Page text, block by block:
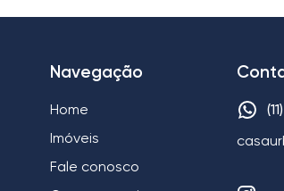
Navegação
Home
Imóveis
Fale conosco